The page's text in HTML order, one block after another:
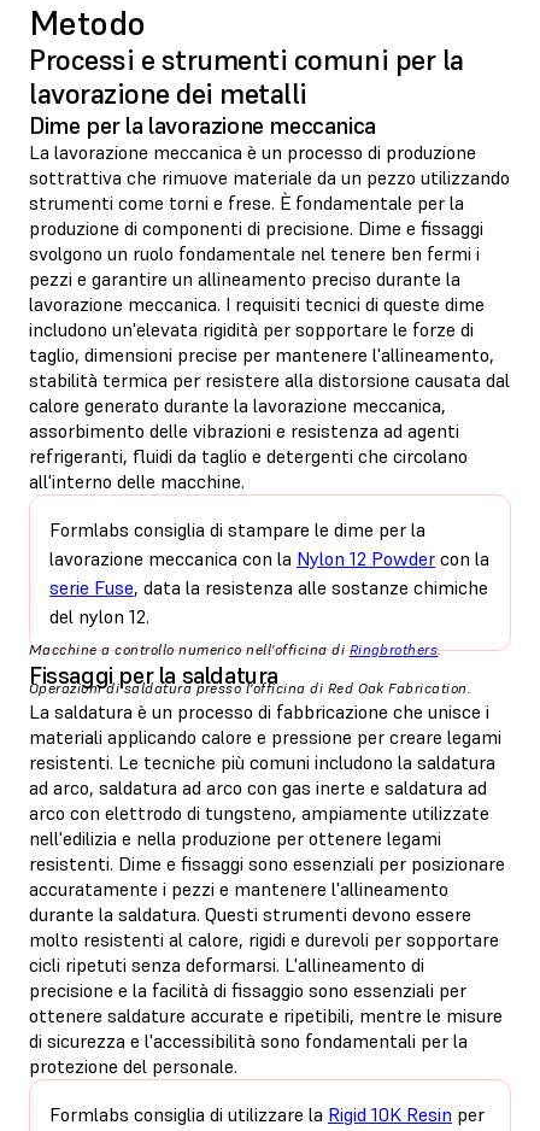
Metodo
Processi e strumenti comuni per la
lavorazione dei metalli
Dime per la lavorazione meccanica
La lavorazione meccanica è un processo di produzione
sottrattiva che rimuove materiale da un pezzo utilizzando
strumenti come torni e frese. È fondamentale per la
produzione di componenti di precisione. Dime e fissaggi
svolgono un ruolo fondamentale nel tenere ben fermi i
pezzi e garantire un allineamento preciso durante la
lavorazione meccanica. I requisiti tecnici di queste dime
includono un'elevata rigidità per sopportare le forze di
taglio, dimensioni precise per mantenere l'allineamento,
stabilità termica per resistere alla distorsione causata dal
calore generato durante la lavorazione meccanica,
assorbimento delle vibrazioni e resistenza ad agenti
refrigeranti, fluidi da taglio e detergenti che circolano
all'interno delle macchine.
Formlabs consiglia di stampare le dime per la
lavorazione meccanica con la Nylon 12 Powder con la
serie Fuse, data la resistenza alle sostanze chimiche
del nylon 12.
Macchine a controllo numerico nell'officina diRingbrothers.
Fissaggi per la saldatura
Operazioni di saldatura presso l'officina di Red Oak Fabrication.
La saldatura è un processo di fabbricazione che unisce i
materiali applicando calore e pressione per creare legami
resistenti. Le tecniche più comuni includono la saldatura
ad arco, saldatura ad arco con gas inerte e saldatura ad
arco con elettrodo di tungsteno, ampiamente utilizzate
nell'edilizia e nella produzione per ottenere legami
resistenti. Dime e fissaggi sono essenziali per posizionare
accuratamente i pezzi e mantenere l'allineamento
durante la saldatura. Questi strumenti devono essere
molto resistenti al calore, rigidi e durevoli per sopportare
cicli ripetuti senza deformarsi. L'allineamento di
precisione e la facilità di fissaggio sono essenziali per
ottenere saldature accurate e ripetibili, mentre le misure
di sicurezza e l'accessibilità sono fondamentali per la
protezione del personale.
Formlabs consiglia di utilizzare la Rigid 10K Resin per